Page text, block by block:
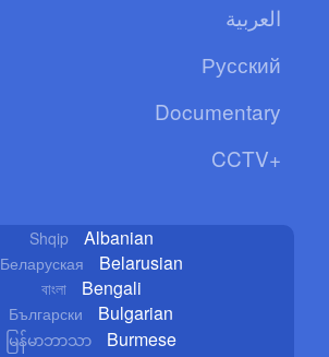
العربية
Русский
Documentary
CCTV+
Shqip Albanian
Беларуская Belarusian
বাংলা Bengali
Български Bulgarian
မြန်မာဘာသာ Burmese